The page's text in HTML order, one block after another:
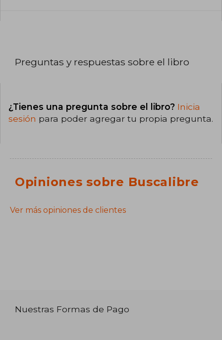
Preguntas y respuestas sobre el libro
¿Tienes una pregunta sobre el libro? Inicia
sesión para poder agregar tu propia pregunta.
Opiniones sobre Buscalibre
Ver más opiniones de clientes
Nuestras Formas de Pago